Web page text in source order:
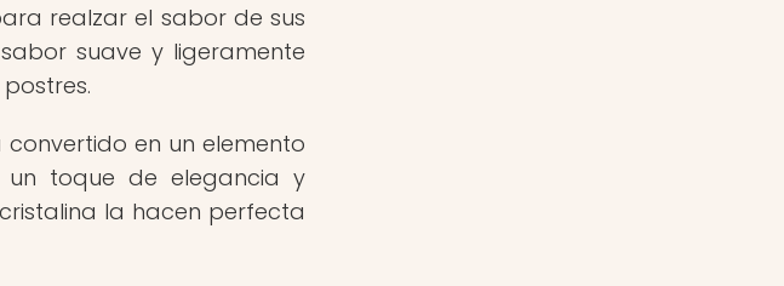
realzar el sabor de sus
suave y ligeramente
en un elemento
un toque de elegancia y
la hacen perfecta